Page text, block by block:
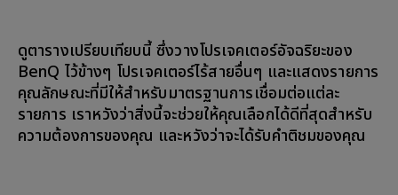
ดูตารางเปรียบเทียบนี้ ซึ่งวางโปรเจคเตอร์อัจฉริยะของ
BenQ ไว้ข้างๆ โปรเจคเตอร์ไร้สายอื่นๆ และแสดงรายการ
คุณลักษณะที่มีให้สำหรับมาตรฐานการเชื่อมต่อแต่ละ
รายการ เราหวังว่าสิ่งนี้จะช่วยให้คุณเลือกได้ดีที่สุดสำหรับ
ความต้องการของคุณ และหวังว่าจะได้รับคำติชมของคุณ